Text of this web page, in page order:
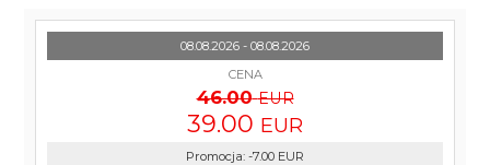
08.08.2026 - 08.08.2026
CENA
46.00 EUR
39.00 EUR
Promocja: -7.00 EUR